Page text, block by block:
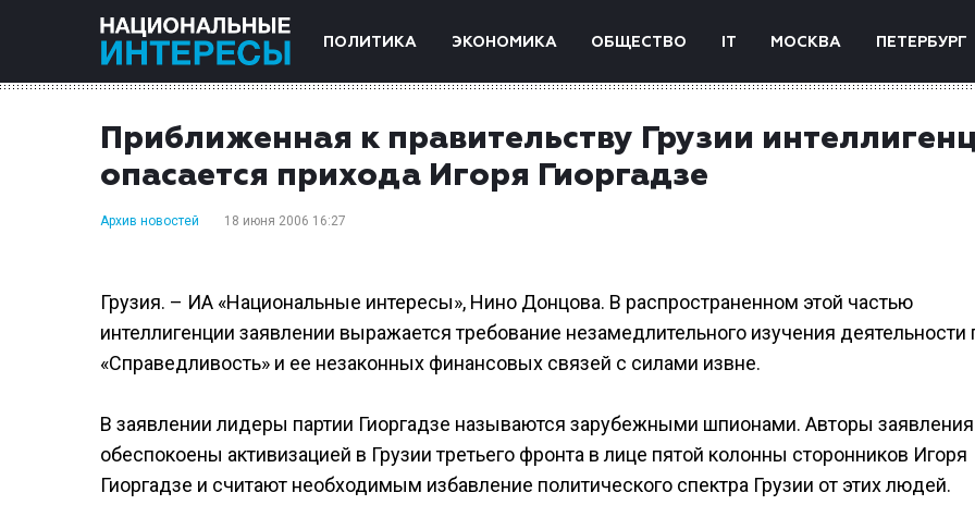
ПОЛИТИКА ЭКОНОМИКА ОБЩЕСТВО IT МОСКВА ПЕТЕРБУРГ
Приближенная к правительству Грузии
опасается прихода Игоря Гиоргадзе
Архив новостей 18 июня 2006 16:27
Грузия. – ИА «Национальные интересы», Нино Донцова. В распространенном этой частью
интеллигенции заявлении выражается требование незамедлительного изучения деятельности
«Справедливость» и ее незаконных финансовых связей с силами извне.
В заявлении лидеры партии Гиоргадзе называются зарубежными шпионами. Авторы заявления
обеспокоены активизацией в Грузии третьего фронта в лице пятой колонны сторонников Игоря
Гиоргадзе и считают необходимым избавление политического спектра Грузии от этих людей.